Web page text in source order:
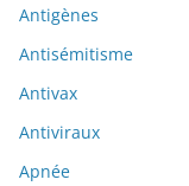
Antigènes
Antisémitisme
Antivax
Antiviraux
Apnée